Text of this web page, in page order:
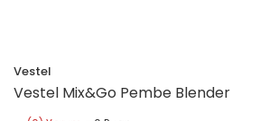
Vestel
Vestel Mix&Go Pembe Blender